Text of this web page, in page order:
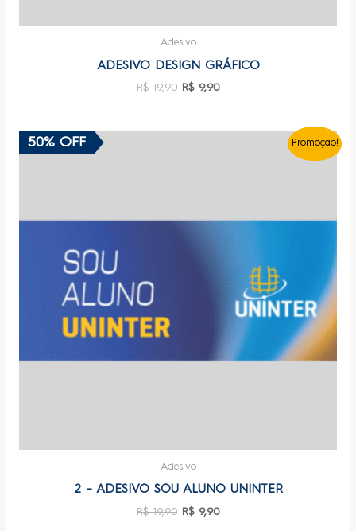
Adesivo
ADESIVO DESIGN GRÁFICO
R$19,90 R$9,90
Promoção!
50% OFF
Adesivo
2 – ADESIVO SOU ALUNO UNINTER
R$19,90 R$9,90